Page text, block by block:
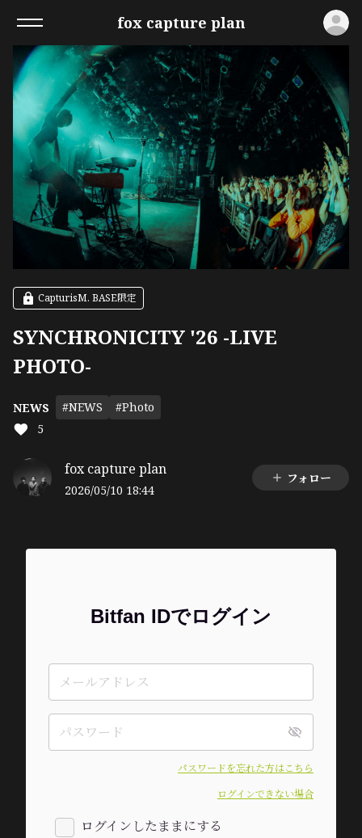
fox capture plan
CapturisM. BASE限定
SYNCHRONICITY '26 -LIVE
PHOTO-
NEWS #NEWS
#Photo
5
fox capture plan
2026/05/10 18:44
フォロー
Bitfan IDでログイン
パスワードを忘れた方はこちら
ログインできない場合
ログインしたままにする